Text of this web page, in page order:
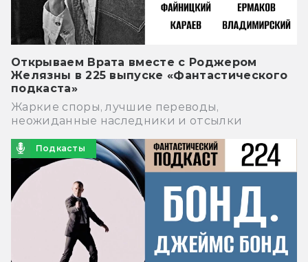
Открываем Врата вместе с Роджером
Желязны в 225 выпуске «Фантастического
подкаста»
Жаркие споры, лучшие переводы,
неожиданные наследники и отсылки
Подкасты